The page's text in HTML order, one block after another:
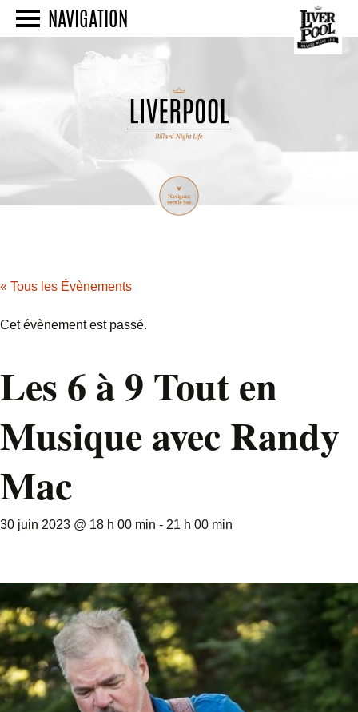
NAVIGATION
« Tous les Évènements
Cet évènement est passé.
Les 6 à 9 Tout en
Musique avec Randy
Mac
30 juin 2023 @ 18 h 00 min - 21 h 00 min